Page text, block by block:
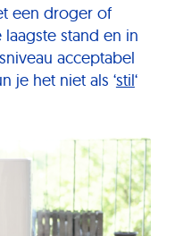
een droger of
stand en in
acceptabel
je het niet als ‘stil‘